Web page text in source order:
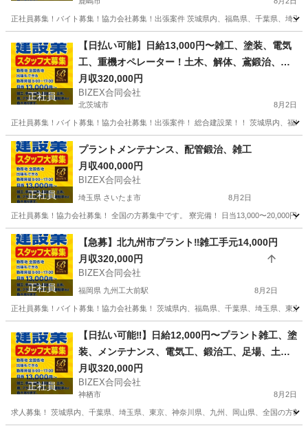
正社員募集！バイト募集！協力会社募集！出張案件 茨城県内、福島県、千葉県、埼
その他 協力会社
正社員
【日払い可能】日給13,000円〜雑工、塗装、電気
工、重機オペレーター！土木、解体、鳶鍛治、プ
ラントなど
月収320,000円
BIZEX合同会社
北茨城市 8月2日
正社員募集！バイト募集！協力会社募集！出張案件！ 総合建設業！！ 茨城県内、福
茨城 北茨城市 その他 協力会社
正社員
プラントメンテナンス、配管鍛治、雑工
月収400,000円
BIZEX合同会社
埼玉県 さいたま市 8月2日
正社員募集！協力会社募集！ 全国の方募集中です。 寮完備！ 日当13,000〜20,000円
埼玉 さいたま市 物流 協力会社
正社員
【急募】北九州市プラント‼️雑工手元14,000円
月収320,000円
BIZEX合同会社
福岡県 九州工大前駅 8月2日
正社員募集！バイト募集！協力会社募集！ 茨城県内、福島県、千葉県、埼玉県、東
九州工大前駅 土木 未経験
正社員
【日払い可能‼️】日給12,000円〜プラント雑工、塗
装、メンテナンス、電気工、鍛治工、足場、土
木、解体、溶接
月収320,000円
BIZEX合同会社
神栖市 8月2日
求人募集！ 茨城県内、千葉県、埼玉県、東京、神奈川県、九州、岡山県、全国の方